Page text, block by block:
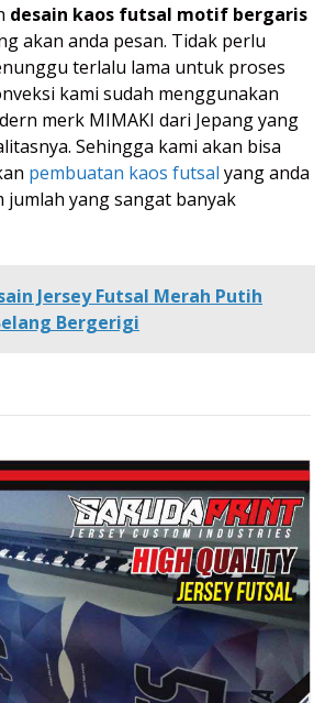
desain kaos futsal motif bergaris
akan anda pesan. Tidak perlu
terlalu lama untuk proses
kami sudah menggunakan
merk MIMAKI dari Jepang yang
Sehingga kami akan bisa
pembuatan kaos futsal yang anda
jumlah yang sangat banyak
Jersey Futsal Merah Putih
Bergerigi